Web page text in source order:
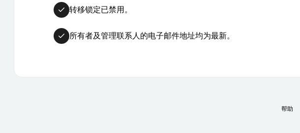
转移锁定已禁用。
所有者及管理联系人的电子邮件地址均为最新。
帮助